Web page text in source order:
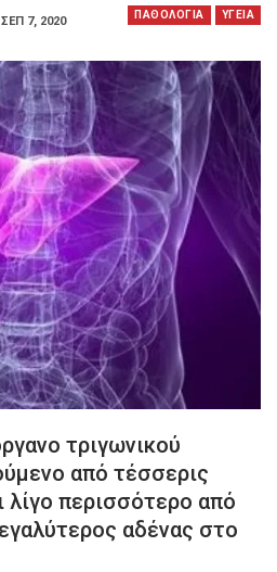
ΠΑΘΟΛΟΓΙΑ ΥΓΕΙΑ
ΣΕΠ 7, 2020
τριγωνικού
από τέσσερις
λίγο περισσότερο από
αδένας στο